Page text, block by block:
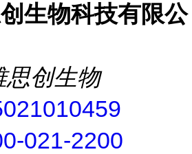
生物科技有限公
思创生物
021-2200